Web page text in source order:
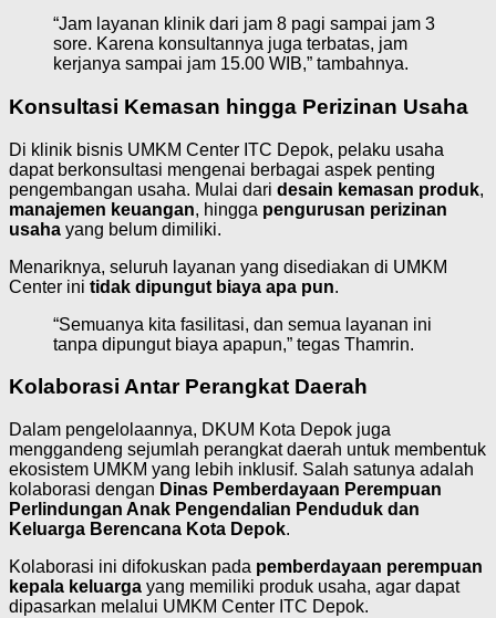
“Jam layanan klinik dari jam 8 pagi sampai jam 3
sore. Karena konsultannya juga terbatas, jam
kerjanya sampai jam 15.00 WIB,” tambahnya.
Konsultasi Kemasan hingga Perizinan Usaha
Di klinik bisnis UMKM Center ITC Depok, pelaku usaha
dapat berkonsultasi mengenai berbagai aspek penting
pengembangan usaha. Mulai dari desain kemasan produk,
manajemen keuangan, hingga pengurusan perizinan
usaha yang belum dimiliki.
Menariknya, seluruh layanan yang disediakan di UMKM
Center ini tidak dipungut biaya apa pun.
“Semuanya kita fasilitasi, dan semua layanan ini
tanpa dipungut biaya apapun,” tegas Thamrin.
Kolaborasi Antar Perangkat Daerah
Dalam pengelolaannya, DKUM Kota Depok juga
menggandeng sejumlah perangkat daerah untuk membentuk
ekosistem UMKM yang lebih inklusif. Salah satunya adalah
kolaborasi dengan Dinas Pemberdayaan Perempuan
Perlindungan Anak Pengendalian Penduduk dan
Keluarga Berencana Kota Depok.
Kolaborasi ini difokuskan pada pemberdayaan perempuan
kepala keluarga yang memiliki produk usaha, agar dapat
dipasarkan melalui UMKM Center ITC Depok.